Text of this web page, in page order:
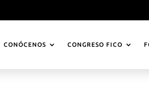
CONÓCENOS CONGRESO FICO